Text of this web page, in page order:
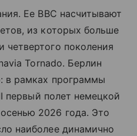
Ее ВВС насчитывают
из которых больше
поколения
Tornado. Берлин
в рамках программы
первый полет немецкой
2026 года. Это
наиболее динамично